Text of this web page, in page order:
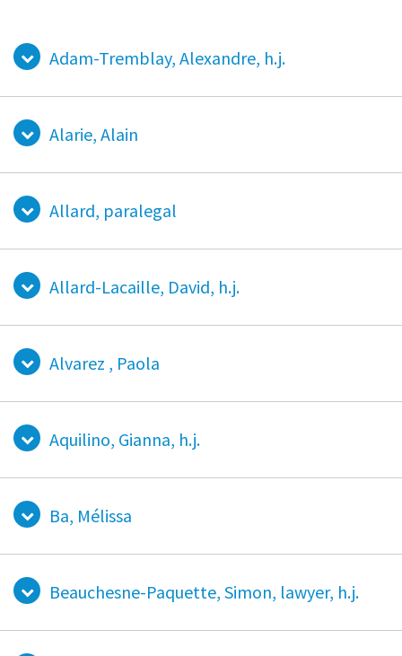
Adam-Tremblay, Alexandre, h.j.
Alarie, Alain
Allard, paralegal
Allard-Lacaille, David, h.j.
Alvarez , Paola
Aquilino, Gianna, h.j.
Ba, Mélissa
Beauchesne-Paquette, Simon, lawyer, h.j.